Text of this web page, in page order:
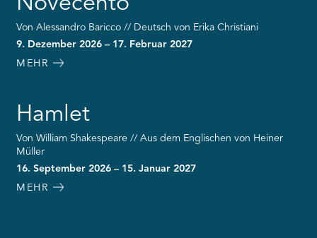
Von Alessandro Baricco // Deutsch von Erika Christiani
9. Dezember 2026 – 17. Februar 2027
MEHR
Hamlet
Von William Shakespeare // Aus dem Englischen von Heiner
Müller
16. September 2026 – 15. Januar 2027
MEHR